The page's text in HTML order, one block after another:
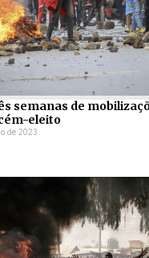
semanas de
eleito
de 2023